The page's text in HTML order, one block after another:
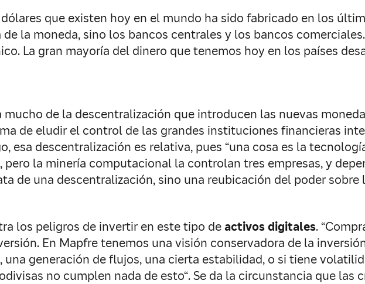
dólares que existen hoy en el mundo ha sido fabricado en los
la moneda, sino los bancos centrales y los bancos
La gran mayoría del dinero que tenemos hoy en los países
mucho de la descentralización que introducen las nuevas
de eludir el control de las grandes instituciones financieras
esa descentralización es relativa, pues “una cosa es la
la minería computacional la controlan tres empresas, y
de una descentralización, sino una reubicación del poder sobre
los peligros de invertir en este tipo deactivos digitales.
En Mapfre tenemos una visión conservadora de la
generación de flujos, una cierta estabilidad, o si tiene
no cumplen nada de esto“. Se da la circunstancia que las